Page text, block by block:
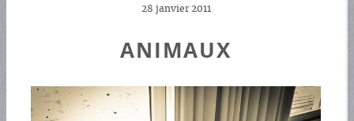
28 janvier 2011
ANIMAUX